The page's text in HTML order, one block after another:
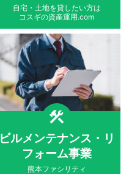
自宅・土地を貸したい方は
コスギの資産運用.com
ビルメンテナンス・リ
フォーム事業
熊本ファシリティ